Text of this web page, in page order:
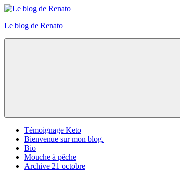
Skip
content
Le blog de Renato
Menu
Témoignage Keto
Bienvenue sur mon blog.
Bio
Mouche à pêche
Archive 21 octobre